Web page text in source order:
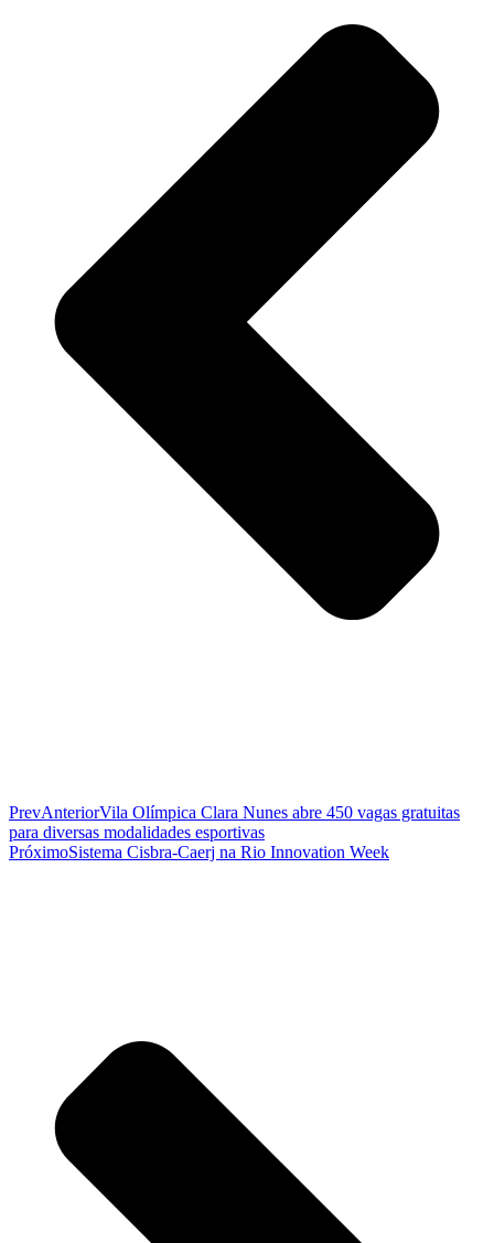
PrevAnteriorVila Olímpica Clara Nunes abre 450 vagas gratuitas
para diversas modalidades esportivas
PróximoSistema Cisbra-Caerj na Rio Innovation Week